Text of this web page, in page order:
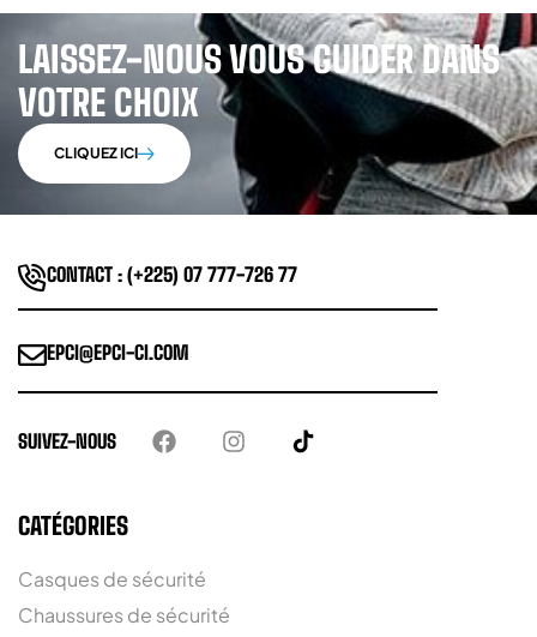
LAISSEZ-NOUS VOUS GUIDER DANS
VOTRE CHOIX
CLIQUEZ ICI
CONTACT : (+225) 07 777-726 77
EPCI@EPCI-CI.COM
SUIVEZ-NOUS
CATÉGORIES
Casques de sécurité
Chaussures de sécurité